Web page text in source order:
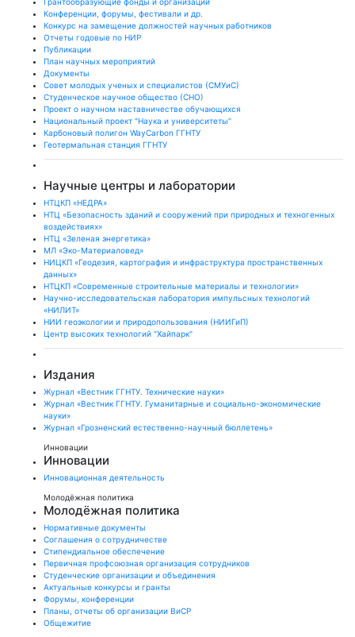
Конференции, форумы, фестивали и др.
Конкурс на замещение должностей научных работников
Отчеты годовые по НИР
Публикации
План научныx мероприятий
Документы
Совет молодых ученых и специалистов (СМУиС)
Студенческое научное общество (СНО)
Проект о научном наставничестве обучающихся
Национальный проект "Наука и университеты"
Карбоновый полигон WayCarbon ГГНТУ
Геотермальная станция ГГНТУ
Научные центры и лаборатории
НТЦКП «НЕДРА»
НТЦ «Безопасность зданий и сооружений при природных и техногенных
воздействиях»
НТЦ «Зеленая энергетика»
МЛ «Эко-Материаловед»
НИЦКП «Геодезия, картография и инфраструктура пространственных
данных»
НТЦКП «Современные строительные материалы и технологии»
Научно-исследовательская лаборатория импульсных технологий
«НИЛИТ»
НИИ геоэкологии и природопользования (НИИГиП)
Центр высоких технологий "Хайпарк"
Издания
Журнал «Вестник ГГНТУ. Технические науки»
Журнал «Вестник ГГНТУ. Гуманитарные и социально-экономические
науки»
Журнал «Грозненский естественно-научный бюллетень»
Инновации
Инновации
Инновационная деятельность
Молодёжная политика
Молодёжная политика
Нормативные документы
Соглашения о сотрудничестве
Стипендиальное обеспечение
Первичная профсоюзная организация сотрудников
Студенческие организации и объединения
Актуальные конкурсы и гранты
Форумы, конференции
Планы, отчеты об организации ВиСР
Общежитие